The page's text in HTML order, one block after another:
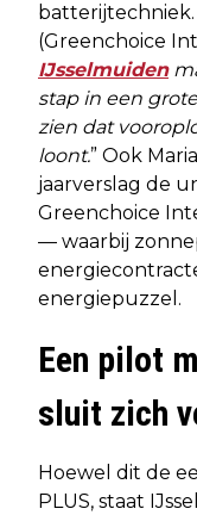
batterijtechniek.
(Greenchoice
IJsselmuiden
stap in een
zien dat
loont.” Ook
jaarverslag de
Greenchoice
— waarbij
energiepuzzel.
Een pilot
sluit zich
Hoewel dit de
PLUS, staat